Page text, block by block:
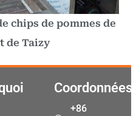
chips de pommes de
de Taizy
Coordonnées
+86